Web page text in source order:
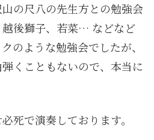
の尺八の先生方との勉強会
後獅子、若菜… などなど
のような勉強会でしたが、
くこともないので、本当に
死で演奏しております。